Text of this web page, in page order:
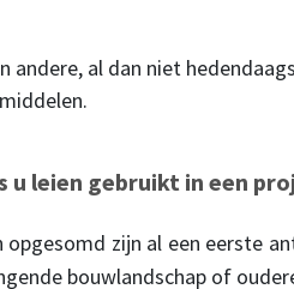
al dan niet
u leien gebruikt in een
opgesomd zijn al een eerste
bouwlandschap of